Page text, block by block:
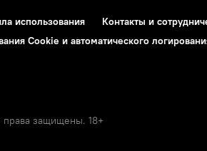
использования Контакты и
Cookie и автоматического
защищены. 18+